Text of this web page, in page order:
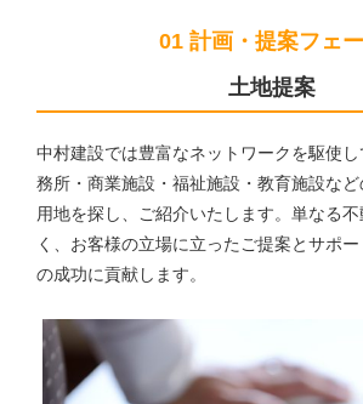
01 計画・提案フェ
土地提案
中村建設では豊富なネットワークを駆使
務所・商業施設・福祉施設・教育施設な
用地を探し、ご紹介いたします。単なる
く、お客様の立場に立ったご提案とサポ
の成功に貢献します。